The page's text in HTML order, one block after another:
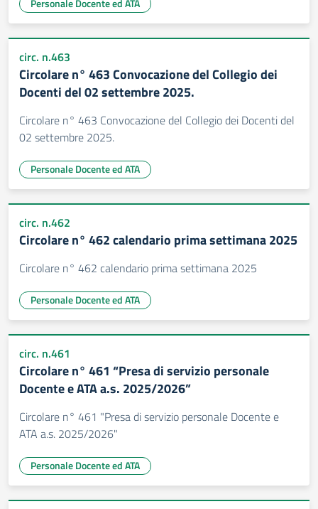
Personale Docente ed ATA
circ. n.463
Circolare n° 463 Convocazione del Collegio dei
Docenti del 02 settembre 2025.
Circolare n° 463 Convocazione del Collegio dei Docenti del
02 settembre 2025.
Personale Docente ed ATA
circ. n.462
Circolare n° 462 calendario prima settimana 2025
Circolare n° 462 calendario prima settimana 2025
Personale Docente ed ATA
circ. n.461
Circolare n° 461 “Presa di servizio personale
Docente e ATA a.s. 2025/2026”
Circolare n° 461 "Presa di servizio personale Docente e
ATA a.s. 2025/2026"
Personale Docente ed ATA